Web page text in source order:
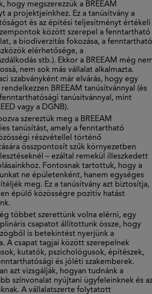
hogy megszerezzük a BREEAM
a projektjeinkhez. Ez a tanúsítvány a
és az építési teljesítményt értékeli
között szerepel a fenntartható
a biodiverzitás fokozása, a fenntartható
elérhetősége, a
stb.). Ekkor a BREEAM még
nem sok más vállalat alkalmazta.
szabványként már elvárás, hogy egy
BREEAM tanúsítvánnyal (és
tanúsítvánnyal, mint
vagy a DGNB).
szereztük meg a BREEAM
tanúsítást, amely a fenntartható
részvétellel történő
összpontosít szűk környezetben
– ezáltal remekül illeszkedett
Fontosnak tartottuk, hogy a
ne épületenként, hanem egységes
meg. Ez a tanúsítvány azt biztosítja,
épülő közösségre pozitív hatást
többet szerettünk volna elérni, egy
csapatot állítottunk össze, hogy
is betekintést nyerjünk a
A csapat tagjai között szerepelnek
kutatók, pszichológusok, építészek,
és jóléti szakemberek.
azt vizsgálják, hogyan tudnánk a
színvonalat nyújtani ügyfeleinknek és
A vállalatszerte folytatott